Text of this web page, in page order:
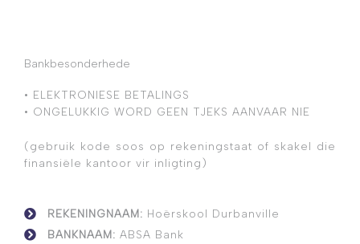
Bankbesonderhede
• ELEKTRONIESE BETALINGS
• ONGELUKKIG WORD GEEN TJEKS AANVAAR NIE
(gebruik kode soos op rekeningstaat of skakel die
finansiële kantoor vir inligting)
REKENINGNAAM: Hoërskool Durbanville
BANKNAAM: ABSA Bank